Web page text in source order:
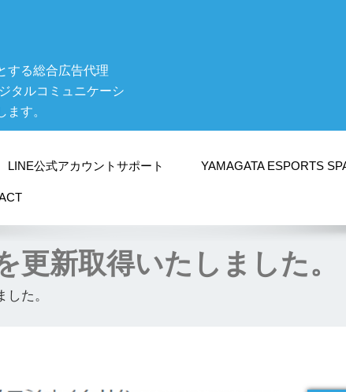
する総合広告代理
タルコミュニケーシ
す。
LINE公式アカウントサポート YAMAGATA ESPORTS
新取得いたしました。
た。